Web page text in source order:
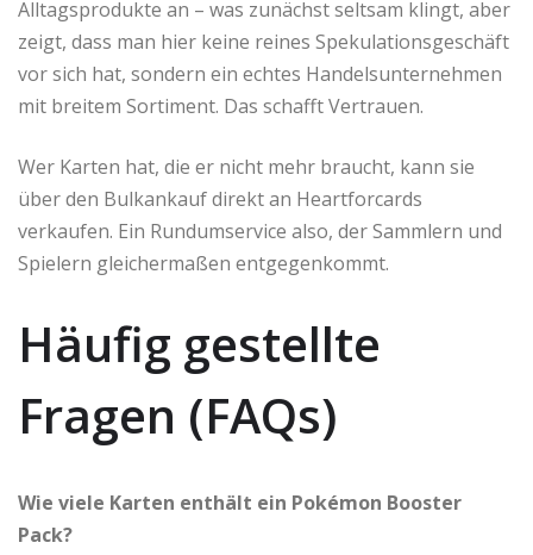
Alltagsprodukte an – was zunächst seltsam klingt, aber
zeigt, dass man hier keine reines Spekulationsgeschäft
vor sich hat, sondern ein echtes Handelsunternehmen
mit breitem Sortiment. Das schafft Vertrauen.
Wer Karten hat, die er nicht mehr braucht, kann sie
über den Bulkankauf direkt an Heartforcards
verkaufen. Ein Rundumservice also, der Sammlern und
Spielern gleichermaßen entgegenkommt.
Häufig gestellte
Fragen (FAQs)
Wie viele Karten enthält ein Pokémon Booster
Pack?